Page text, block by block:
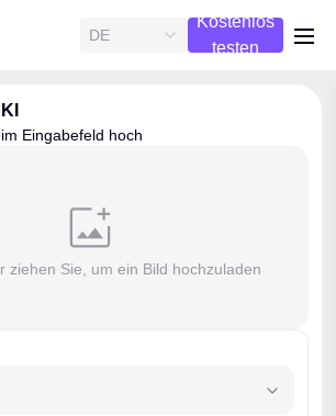
DE
Kostenlos
testen
Eingabefeld hoch
ziehen Sie, um ein Bild hochzuladen